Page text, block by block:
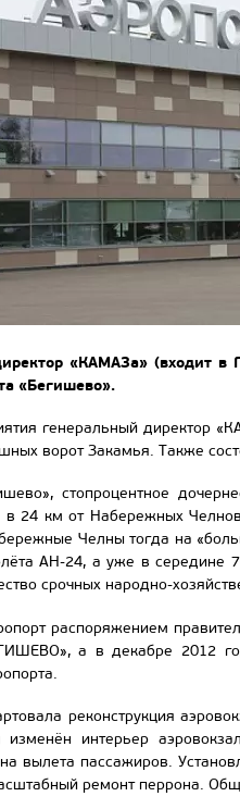
«КАМАЗа» (входит в
«Бегишево».
генеральный директор
ворот Закамья. Также
стопроцентное
24 км от Набережных
Челны тогда на
АН-24, а уже в середине
срочных народно-
распоряжением
а в декабре 2012
реконструкция
изменён интерьер
вылета пассажиров.
ремонт перрона.